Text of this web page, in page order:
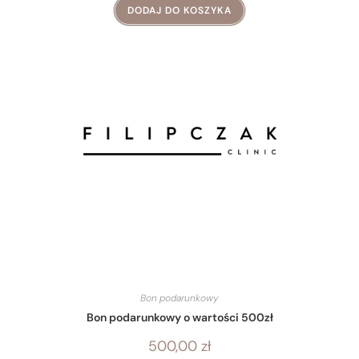
DODAJ DO KOSZYKA
Bon podarunkowy
Bon podarunkowy o wartości 500zł
500,00 zł